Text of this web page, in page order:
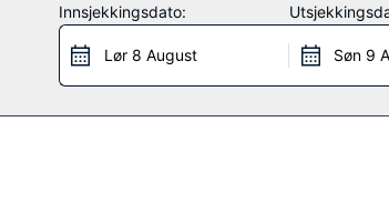
og serveres daglig fra kl. 08.30 til kl. 10.00.
Innsjekkingsdato:
Lør 8 August Søn 9